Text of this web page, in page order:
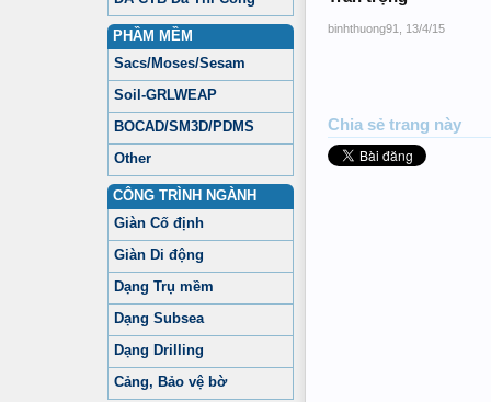
PHẦM MỀM
Sacs/Moses/Sesam
Soil-GRLWEAP
BOCAD/SM3D/PDMS
Other
CÔNG TRÌNH NGÀNH
Giàn Cố định
Giàn Di động
Dạng Trụ mềm
Dạng Subsea
Dạng Drilling
Cảng, Bảo vệ bờ
binhthuong91 13/4/15
Chia sẻ trang này